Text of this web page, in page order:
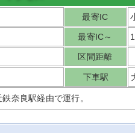
最寄IC
最寄IC～
区間距離
下車駅
奈良駅経由で運行。